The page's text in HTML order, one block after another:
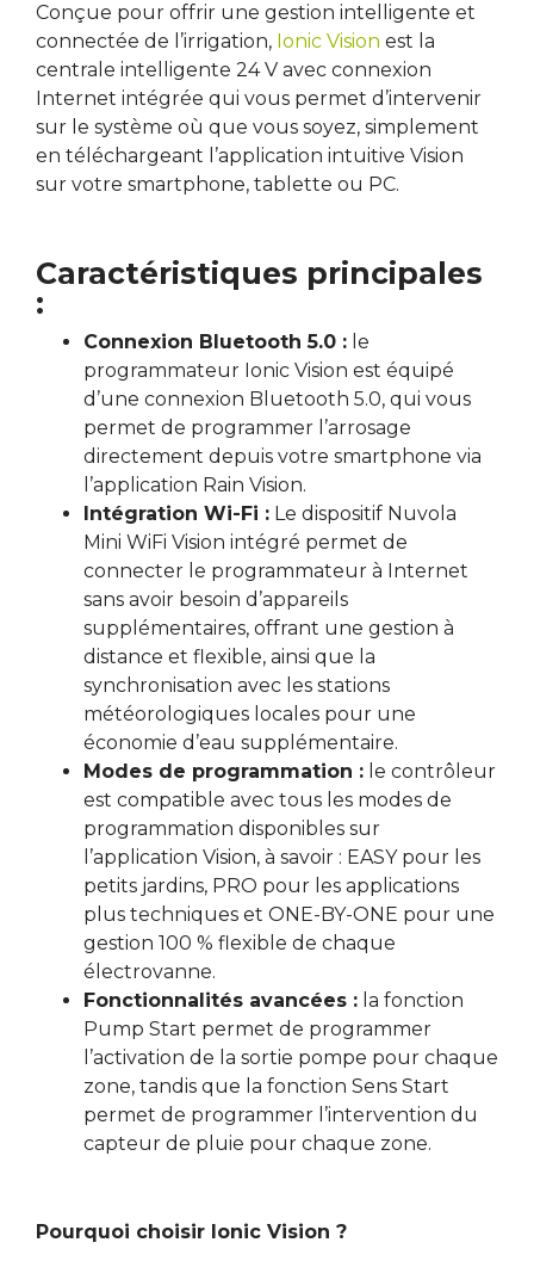
Conçue pour offrir une gestion intelligente et
connectée de l’irrigation, Ionic Vision est la
centrale intelligente 24 V avec connexion
Internet intégrée qui vous permet d’intervenir
sur le système où que vous soyez, simplement
en téléchargeant l’application intuitive Vision
sur votre smartphone, tablette ou PC.
Caractéristiques principales
:
Connexion Bluetooth 5.0 : le
programmateur Ionic Vision est équipé
d’une connexion Bluetooth 5.0, qui vous
permet de programmer l’arrosage
directement depuis votre smartphone via
l’application Rain Vision.
Intégration Wi-Fi : Le dispositif Nuvola
Mini WiFi Vision intégré permet de
connecter le programmateur à Internet
sans avoir besoin d’appareils
supplémentaires, offrant une gestion à
distance et flexible, ainsi que la
synchronisation avec les stations
météorologiques locales pour une
économie d’eau supplémentaire.
Modes de programmation : le contrôleur
est compatible avec tous les modes de
programmation disponibles sur
l’application Vision, à savoir : EASY pour les
petits jardins, PRO pour les applications
plus techniques et ONE-BY-ONE pour une
gestion 100 % flexible de chaque
électrovanne.
Fonctionnalités avancées : la fonction
Pump Start permet de programmer
l’activation de la sortie pompe pour chaque
zone, tandis que la fonction Sens Start
permet de programmer l’intervention du
capteur de pluie pour chaque zone.
Pourquoi choisir Ionic Vision ?